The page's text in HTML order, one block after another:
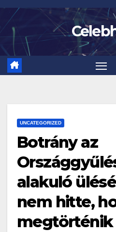
Skip
content
UNCATEGORIZED
Botrány az
alakuló
nem hitte,
megtörténik